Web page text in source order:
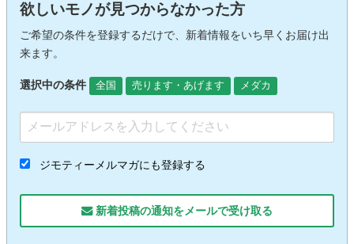
欲しいモノが見つからなかった方
ご希望の条件を登録するだけで、新着情報をいち早くお届け出
来ます。
選択中の条件 全国 売ります・あげます メダカ
ジモティーメルマガにも登録する
新着投稿の通知をメールで受け取る